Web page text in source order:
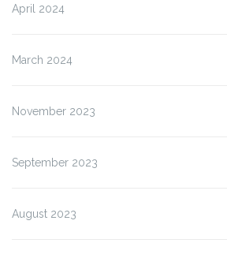
April 2024
March 2024
November 2023
September 2023
August 2023